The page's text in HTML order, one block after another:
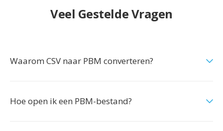
Veel Gestelde Vragen
Waarom CSV naar PBM converteren?
Hoe open ik een PBM-bestand?